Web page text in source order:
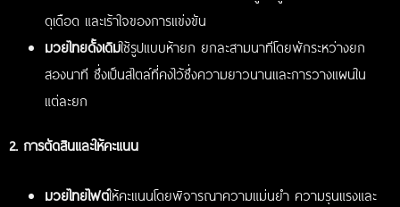
ดุเดือด และเร้าใจของการแข่งขัน
มวยไทยดั้งเดิมใช้รูปแบบห้ายก ยกละสามนาทีโดยพักระหว่างยก
สองนาที ซึ่งเป็นสไตล์ที่คงไว้ซึ่งความยาวนานและการวางแผนใน
แต่ละยก
2. การตัดสินและให้คะแนน
มวยไทยไฟต์ให้คะแนนโดยพิจารณาความแม่นยำ ความรุนแรงและ